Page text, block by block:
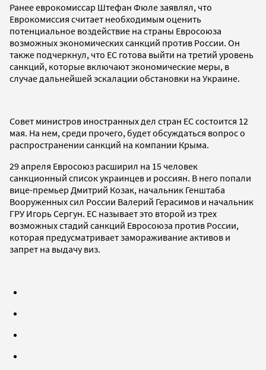
Ранее еврокомиссар Штефан Фюле заявлял, что
Еврокомиссия считает необходимым оценить
потенциальное воздействие на страны Евросоюза
возможных экономических санкций против России. Он
также подчеркнул, что ЕС готова выйти на третий уровень
санкций, которые включают экономические меры, в
случае дальнейшей эскалации обстановки на Украине.
Совет министров иностранных дел стран ЕС состоится 12
мая. На нем, среди прочего, будет обсуждаться вопрос о
распространении санкций на компании Крыма.
29 апреля Евросоюз расширил на 15 человек
санкционный список украинцев и россиян. В него попали
вице-премьер Дмитрий Козак, начальник Генштаба
Вооруженных сил России Валерий Герасимов и начальник
ГРУ Игорь Сергун. ЕС называет это второй из трех
возможных стадий санкций Евросоюза против России,
которая предусматривает замораживание активов и
запрет на выдачу виз.